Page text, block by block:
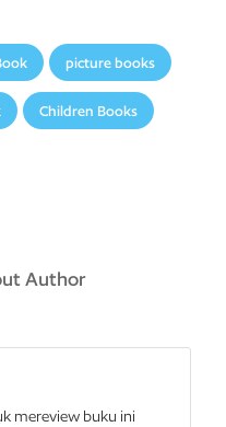
dan menyelesaikan kasus
picture books
Children Books
Author
mereview buku ini